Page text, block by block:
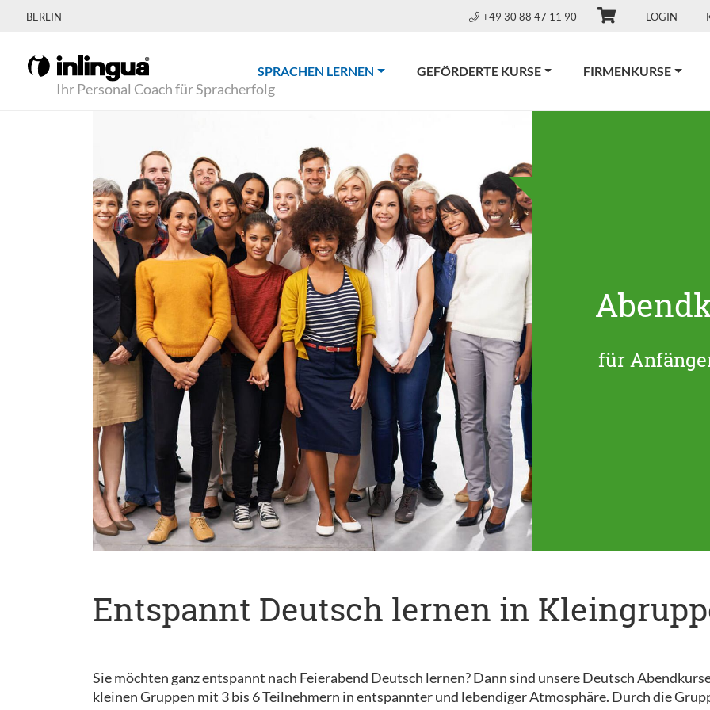
BERLIN +49 30 88 47 11 90 LOGIN
Ihr Personal Coach für Spracherfolg
SPRACHEN LERNEN(CURRENT)GEFÖRDERTE KURSE FIRMENKURSE
für
Entspannt Deutsch lernen in
Sie möchten ganz entspannt nach Feierabend Deutsch lernen? Dann sind unsere Deutsch
kleinen Gruppen mit 3 bis 6 Teilnehmern in entspannter und lebendiger Atmosphäre. Durch die